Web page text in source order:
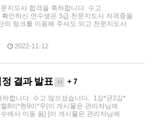
지도사 합격을 축하합니다. 수고
하신 연수생은 3급 천문지도사 자격증을
의 링크를 이용해 주셔도 되고 천문지도사
2022-11-12
결과 발표 H + 7
합니다. 수고 많으셨습니다. 1강*균2김*
8이*현9이*우[이 게시물은 관리자님에
에서 이동 됨] [이 게시물은 관리자님에